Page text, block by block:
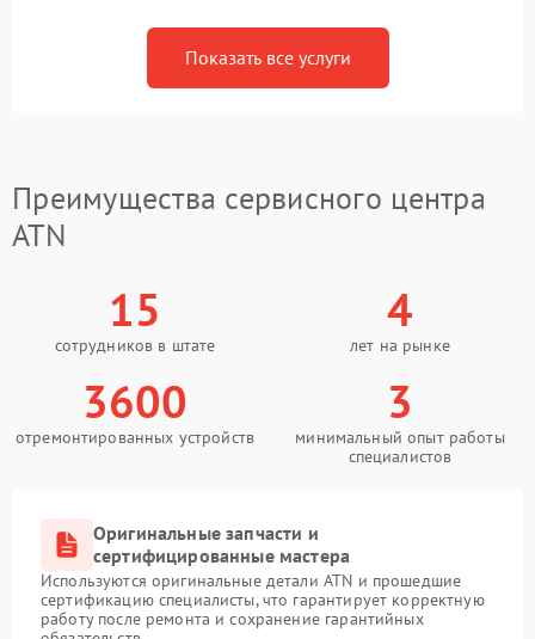
Показать все услуги
Преимущества сервисного центра
ATN
15
сотрудников в штате
4
лет на рынке
3600
отремонтированных устройств
3
минимальный опыт работы
специалистов
Оригинальные запчасти и
сертифицированные мастера
Используются оригинальные детали ATN и прошедшие
сертификацию специалисты, что гарантирует корректную
работу после ремонта и сохранение гарантийных